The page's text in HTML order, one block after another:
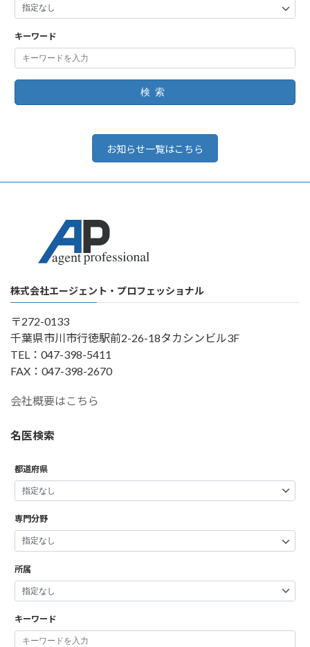
キーワード
検索
お知らせ一覧はこちら
株式会社エージェント・プロフェッショナル
〒272-0133
千葉県市川市行徳駅前2-26-18タカシンビル3F
TEL：047-398-5411
FAX：047-398-2670
会社概要はこちら
名医検索
都道府県
専門分野
所属
キーワード